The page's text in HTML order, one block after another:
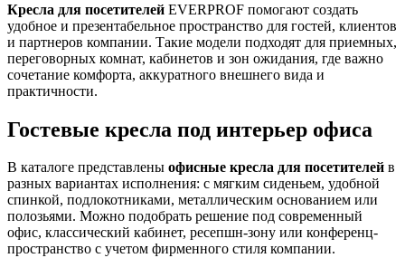
Кресла для посетителей EVERPROF помогают создать
удобное и презентабельное пространство для гостей, клиентов
и партнеров компании. Такие модели подходят для приемных,
переговорных комнат, кабинетов и зон ожидания, где важно
сочетание комфорта, аккуратного внешнего вида и
практичности.
Гостевые кресла под интерьер офиса
В каталоге представлены офисные кресла для посетителей в
разных вариантах исполнения: с мягким сиденьем, удобной
спинкой, подлокотниками, металлическим основанием или
полозьями. Можно подобрать решение под современный
офис, классический кабинет, ресепшн-зону или конференц-
пространство с учетом фирменного стиля компании.